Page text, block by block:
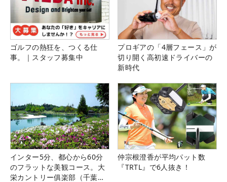
ゴルフの熱狂を、つくる仕
事。｜スタッフ募集中
プロギアの「4層フェース」が
切り開く高初速ドライバーの
新時代
インター5分、都心から60分
のフラットな美観コース。大
栄カントリー俱楽部（千葉
仲宗根澄香が平均パット数
『TRTL』で6人抜き！